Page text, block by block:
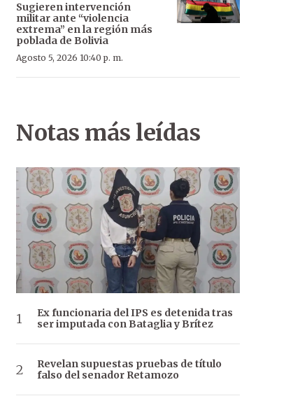
Sugieren intervención
militar ante “violencia
extrema” en la región más
poblada de Bolivia
Agosto 5, 2026 10:40 p. m.
Notas más leídas
Ex funcionaria del IPS es detenida tras
ser imputada con Bataglia y Brítez
Revelan supuestas pruebas de título
falso del senador Retamozo